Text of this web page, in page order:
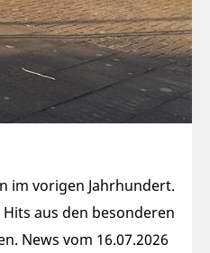
im vorigen Jahrhundert.
aus den besonderen
News vom 16.07.2026